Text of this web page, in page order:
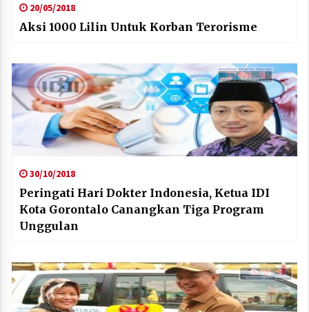
20/05/2018
Aksi 1000 Lilin Untuk Korban Terorisme
30/10/2018
Peringati Hari Dokter Indonesia, Ketua IDI
Kota Gorontalo Canangkan Tiga Program
Unggulan